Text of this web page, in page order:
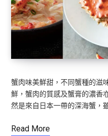
蟹肉味美鮮甜，不同蟹種的滋
鮮，蟹肉的質感及蟹膏的濃香
然是來自日本一帶的深海蟹，
Read More